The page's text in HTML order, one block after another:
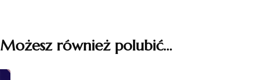
Możesz również polubić…